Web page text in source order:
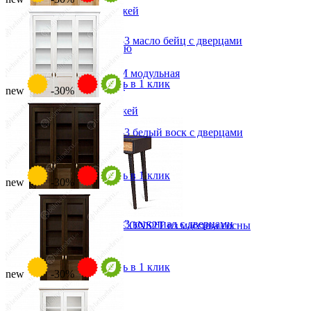
Зеркала для прихожей
Ключницы
Консоли
Наборы в прихожую
Обувницы
Прихожая Вилия-М модульная
Скамьи и банкетки
Тумбы и комоды
Шкафы для прихожей
Консоль ERICKA-CONS2T из массива сосны
22 415 ₽
24 905 ₽
В корзину
-10%
Детская
Стеллаж для книг Рауна-3 масло бейц с дверцами
от 58 611 ₽
от 83 730 ₽
В корзину
Быстро купить в 1 клик
Стеллаж для книг Рауна-3 белый воск с дверцами
от 83 730 ₽
В корзину
Быстро купить в 1 клик
new -30%
Стеллаж для книг Рауна-3 колониал с дверцами
от 83 730 ₽
В корзину Быстро купить в 1 клик
new -30%
new -30%